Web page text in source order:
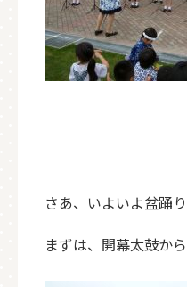
さあ、いよいよ盆踊
まずは、開幕太鼓から